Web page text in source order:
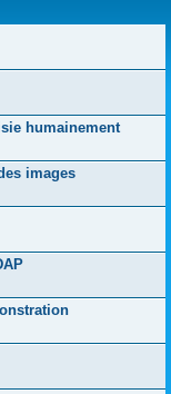
humainement
images